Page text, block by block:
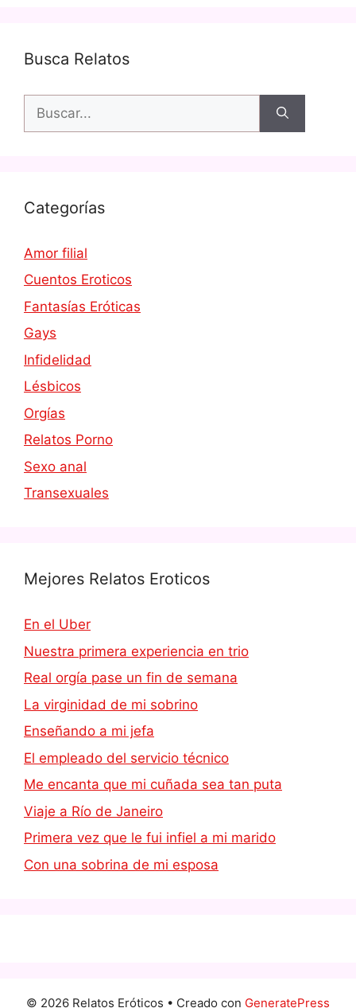
Busca Relatos
Categorías
Amor filial
Cuentos Eroticos
Fantasías Eróticas
Gays
Infidelidad
Lésbicos
Orgías
Relatos Porno
Sexo anal
Transexuales
Mejores Relatos Eroticos
En el Uber
Nuestra primera experiencia en trio
Real orgía pase un fin de semana
La virginidad de mi sobrino
Enseñando a mi jefa
El empleado del servicio técnico
Me encanta que mi cuñada sea tan puta
Viaje a Río de Janeiro
Primera vez que le fui infiel a mi marido
Con una sobrina de mi esposa
© 2026 Relatos Eróticos • Creado con GeneratePress